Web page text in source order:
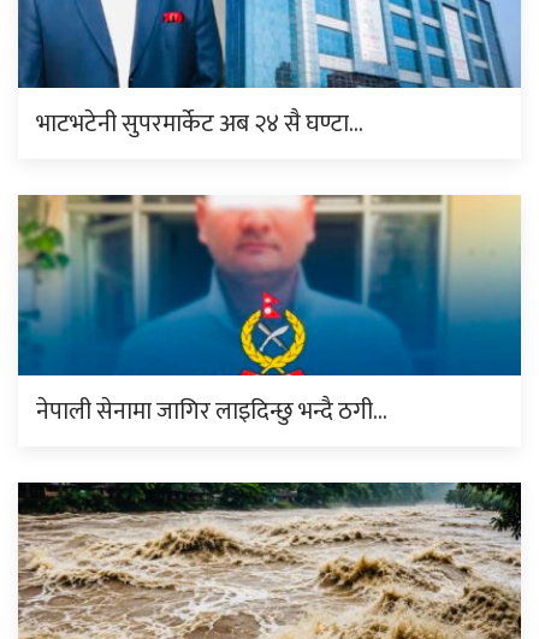
भाटभटेनी सुपरमार्केट अब २४ सै घण्टा…
नेपाली सेनामा जागिर लाइदिन्छु भन्दै ठगी…